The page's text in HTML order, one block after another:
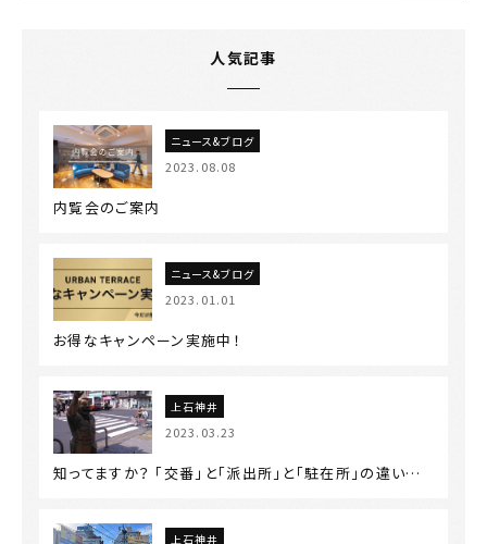
人気記事
ニュース&ブログ
2023.08.08
内覧会のご案内
ニュース&ブログ
2023.01.01
お得なキャンペーン実施中！
上石神井
2023.03.23
知ってますか？ 「交番」と「派出所」と「駐在所」の違い…
上石神井